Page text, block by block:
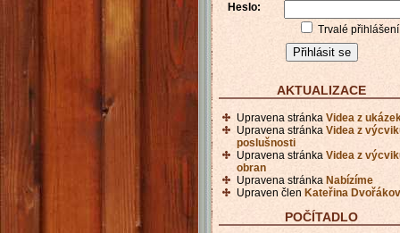
Heslo:
Trvalé přihlášení
AKTUALIZACE
Upravena stránka Videa z
Upravena stránka Videa z
poslušnosti
Upravena stránka Videa z
obran
Upravena stránka Nabízíme
Upraven člen Kateřina
POČÍTADLO